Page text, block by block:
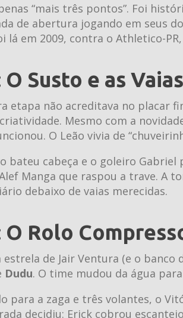
“mais três pontos”. Foi
de abertura jogando em seus
lá em 2009, contra o Athletico-
O Susto e as Vaias
etapa não acreditava no placar
Mesmo com a
O Leão vivia de
bateu cabeça e o goleiro
Manga que raspou a trave. A
debaixo de vaias merecidas.
O Rolo
de Jair Ventura (e o
Dudu. O time mudou da água
para a zaga e três volantes, o
decidiu: Erick cobrou